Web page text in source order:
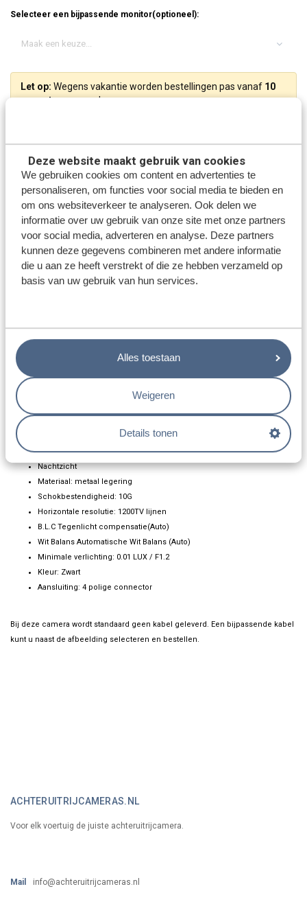
Deze website maakt gebruik van cookies
We gebruiken cookies om content en advertenties te
personaliseren, om functies voor social media te bieden en
om ons websiteverkeer te analyseren. Ook delen we
informatie over uw gebruik van onze site met onze partners
voor social media, adverteren en analyse. Deze partners
kunnen deze gegevens combineren met andere informatie
die u aan ze heeft verstrekt of die ze hebben verzameld op
basis van uw gebruik van hun services.
Alles toestaan
Weigeren
Details tonen
Selecteer een bijpassende monitor(optioneel):
Maak een keuze...
Let op: Wegens vakantie worden bestellingen pas vanaf 10
augustusverzonden.
Beschrijving
Dode hoek achteruitrijcamera
Deze degelijke camera van metaal heeft een beeldhoek van maar liefst 180
graden en is te gebruiken als zijcamera maar ook als achteruitrijcamera. Door
om als zijcamera op een bestelwagen of kleinere camper te gebruiken. De
camera is verstelbaar zodat u de camera optimaal voor uw situatie kunt
instellen.
De belangrijkste kenmerken van deze camera zijn:
IP69 graad waterdichtheid
Nachtzicht
Materiaal: metaal legering
Schokbestendigheid: 10G
Horizontale resolutie: 1200TV lijnen
B.L.C Tegenlicht compensatie(Auto)
Wit Balans Automatische Wit Balans (Auto)
Minimale verlichting: 0.01 LUX / F1.2
Kleur: Zwart
Aansluiting: 4 polige connector
Bij deze camera wordt standaard geen kabel geleverd. Een bijpassende kabel
kunt u naast de afbeelding selecteren en bestellen.
ACHTERUITRIJCAMERAS.NL
Voor elk voertuig de juiste achteruitrijcamera.
Mail info@achteruitrijcameras.nl